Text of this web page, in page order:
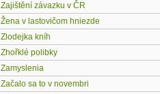
Zajištění závazku v ČR
Žena v lastovičom hniezde
Zlodejka kníh
Zhořklé polibky
Zamyslenia
Začalo sa to v novembri